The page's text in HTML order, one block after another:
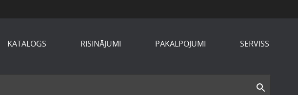
KATALOGS RISINĀJUMI PAKALPOJUMI SERVISS